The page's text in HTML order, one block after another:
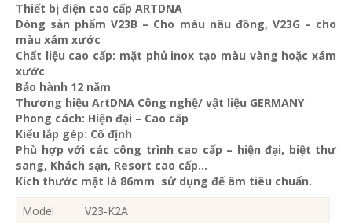
Thiết bị điện cao cấp ARTDNA
Dòng sản phẩm V23B – Cho màu nâu đồng, V23G – cho
màu xám xước
Chất liệu cao cấp: mặt phủ inox tạo màu vàng hoặc xám
xước
Bảo hành 12 năm
Thương hiệu ArtDNA Công nghệ/ vật liệu GERMANY
Phong cách: Hiện đại – Cao cấp
Kiểu lắp gép: Cố định
Phù hợp với các công trình cao cấp – hiện đại, biệt thư
sang, Khách sạn, Resort cao cấp…
Kích thước mặt là 86mm sử dụng đế âm tiêu chuẩn.
Model
V23-K2A